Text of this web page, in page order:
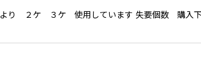
より ２ケ ３ケ 使用しています 失要個数